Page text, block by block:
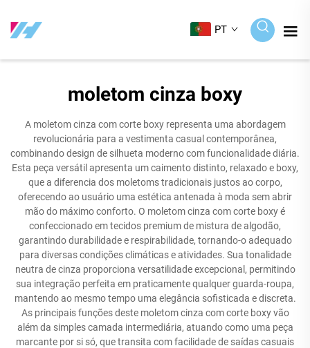
PT
moletom cinza boxy
A moletom cinza com corte boxy representa uma abordagem
revolucionária para a vestimenta casual contemporânea,
combinando design de silhueta moderno com funcionalidade diária.
Esta peça versátil apresenta um caimento distinto, relaxado e boxy,
que a diferencia dos moletoms tradicionais justos ao corpo,
oferecendo ao usuário uma estética antenada à moda sem abrir
mão do máximo conforto. O moletom cinza com corte boxy é
confeccionado em tecidos premium de mistura de algodão,
garantindo durabilidade e respirabilidade, tornando-o adequado
para diversas condições climáticas e atividades. Sua tonalidade
neutra de cinza proporciona versatilidade excepcional, permitindo
sua integração perfeita em praticamente qualquer guarda-roupa,
mantendo ao mesmo tempo uma elegância sofisticada e discreta.
As principais funções deste moletom cinza com corte boxy vão
além da simples camada intermediária, atuando como uma peça
marcante por si só, que transita com facilidade de saídas casuais